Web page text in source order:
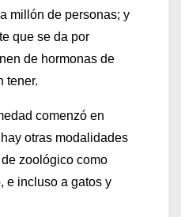
millón de personas; y
que se da por
de hormonas de
tener.
comenzó en
otras modalidades
zoológico como
e incluso a gatos y